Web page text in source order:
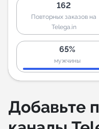
162
Повторных заказов на
Telega.in
65%
мужчины
Добавьте